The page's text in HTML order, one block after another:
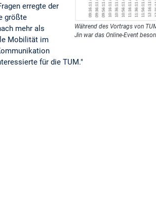
Während des Vortrags von
Jin war das Online-Event
erregte der
größte
mehr als
Mobilität im
für die TUM."